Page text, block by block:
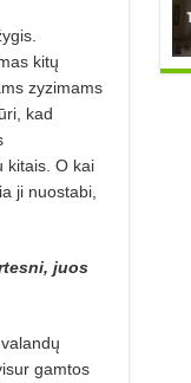
kitų
zyzimams
kad
kitais. O kai
ji nuostabi,
juos
gamtos